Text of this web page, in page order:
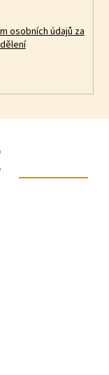
osobních údajů za